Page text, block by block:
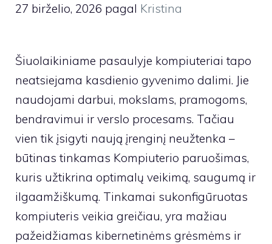
27 birželio, 2026 pagal Kristina
Šiuolaikiniame pasaulyje kompiuteriai tapo
neatsiejama kasdienio gyvenimo dalimi. Jie
naudojami darbui, mokslams, pramogoms,
bendravimui ir verslo procesams. Tačiau
vien tik įsigyti naują įrenginį neužtenka –
būtinas tinkamas Kompiuterio paruošimas,
kuris užtikrina optimalų veikimą, saugumą ir
ilgaamžiškumą. Tinkamai sukonfigūruotas
kompiuteris veikia greičiau, yra mažiau
pažeidžiamas kibernetinėms grėsmėms ir